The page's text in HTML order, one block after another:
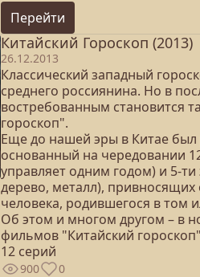
Перейти
Китайский Гороскоп (2013)
26.12.2013
Классический западный
среднего россиянина. Но в
востребованным становится
гороскоп".
Еще до нашей эры в Китае был
основанный на чередовании
управляет одним годом) и 5-
дерево, металл), привносящих
человека, родившегося в том
Об этом и многом другом – в
фильмов "Китайский
12 серий
900 0